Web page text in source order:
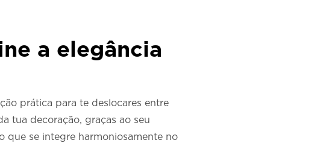
a elegância
prática para te deslocares entre
tua decoração, graças ao seu
que se integre harmoniosamente no